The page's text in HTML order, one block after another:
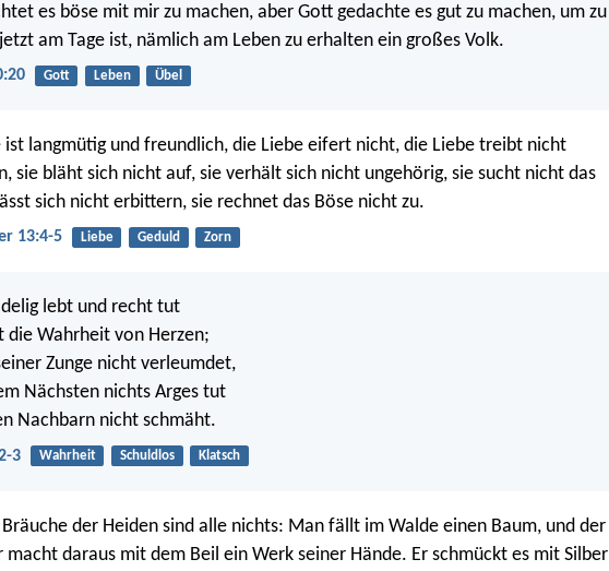
es böse mit mir zu machen, aber Gott gedachte es gut zu machen, um zu
am Tage ist, nämlich am Leben zu erhalten ein großes Volk.
Gott Leben Übel
ist langmütig und freundlich, die Liebe eifert nicht, die Liebe treibt nicht
sie bläht sich nicht auf, sie verhält sich nicht ungehörig, sie sucht nicht das
sich nicht erbittern, sie rechnet das Böse nicht zu.
13:4-5 Liebe Geduld Zorn
lebt und recht tut
die Wahrheit von Herzen;
Zunge nicht verleumdet,
Nächsten nichts Arges tut
Nachbarn nicht schmäht.
3 Wahrheit Schuldlos Klatsch
der Heiden sind alle nichts: Man fällt im Walde einen Baum, und der
macht daraus mit dem Beil ein Werk seiner Hände. Er schmückt es mit Silber